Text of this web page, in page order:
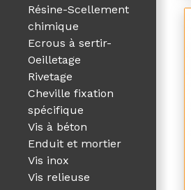
Résine-Scellement
chimique
Ecrous à sertir-
Oeilletage
Rivetage
Cheville fixation
spécifique
Vis à béton
Enduit et mortier
Vis inox
Vis relieuse